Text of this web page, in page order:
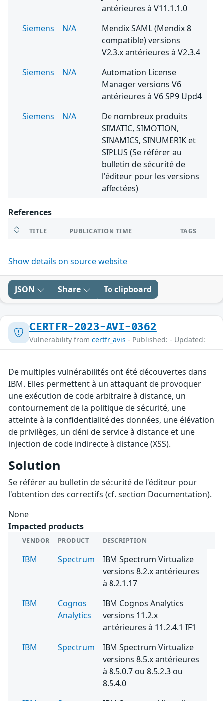
antérieures à V11.1.1.0
Siemens
N/A
Mendix SAML (Mendix 8
compatible) versions
V2.3.x antérieures à V2.3.4
Siemens
N/A
Automation License
Manager versions V6
antérieures à V6 SP9 Upd4
Siemens
N/A
De nombreux produits
SIMATIC, SIMOTION,
SINAMICS, SINUMERIK et
SIPLUS (Se référer au
bulletin de sécurité de
l'éditeur pour les versions
affectées)
References
TITLE PUBLICATION TIME TAGS
Show details on source website
JSON Share To clipboard
CERTFR-2023-AVI-0362
Vulnerability from certfr_avis - Published: - Updated:
De multiples vulnérabilités ont été découvertes dans
IBM. Elles permettent à un attaquant de provoquer
une exécution de code arbitraire à distance, un
contournement de la politique de sécurité, une
atteinte à la confidentialité des données, une élévation
de privilèges, un déni de service à distance et une
injection de code indirecte à distance (XSS).
Solution
Se référer au bulletin de sécurité de l'éditeur pour
l'obtention des correctifs (cf. section Documentation).
None
Impacted products
VENDOR PRODUCT DESCRIPTION
IBM Spectrum
IBM Spectrum Virtualize
versions 8.2.x antérieures
à 8.2.1.17
IBM
Cognos
Analytics
IBM Cognos Analytics
versions 11.2.x
antérieures à 11.2.4.1 IF1
IBM
Spectrum
IBM Spectrum Virtualize
versions 8.5.x antérieures
à 8.5.0.7 ou 8.5.2.3 ou
8.5.4.0